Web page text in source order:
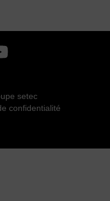
setec
confidentialité